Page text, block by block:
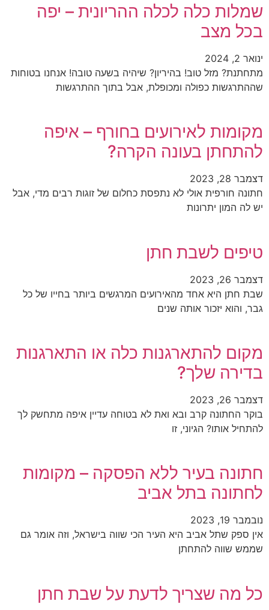
שמלות כלה לכלה ההריונית – יפה
בכל מצב
ינואר 2, 2024
מתחתנת? מזל טוב! בהיריון? שיהיה בשעה טובה! אנחנו בטוחות
שההתרגשות כפולה ומכופלת, אבל בתוך ההתרגשות
מקומות לאירועים בחורף – איפה
להתחתן בעונה הקרה?
דצמבר 28, 2023
חתונה חורפית אולי לא נתפסת כחלום של זוגות רבים מדי, אבל
יש לה המון יתרונות
טיפים לשבת חתן
דצמבר 26, 2023
שבת חתן היא אחד מהאירועים המרגשים ביותר בחייו של כל
גבר, והוא יזכור אותה שנים
מקום להתארגנות כלה או התארגנות
בדירה שלך?
דצמבר 26, 2023
בוקר החתונה קרב ובא ואת לא בטוחה עדיין איפה מתחשק לך
להתחיל אותו? הגיוני, זו
חתונה בעיר ללא הפסקה – מקומות
לחתונה בתל אביב
נובמבר 19, 2023
אין ספק שתל אביב היא העיר הכי שווה בישראל, וזה אומר גם
שממש שווה להתחתן
כל מה שצריך לדעת על שבת חתן